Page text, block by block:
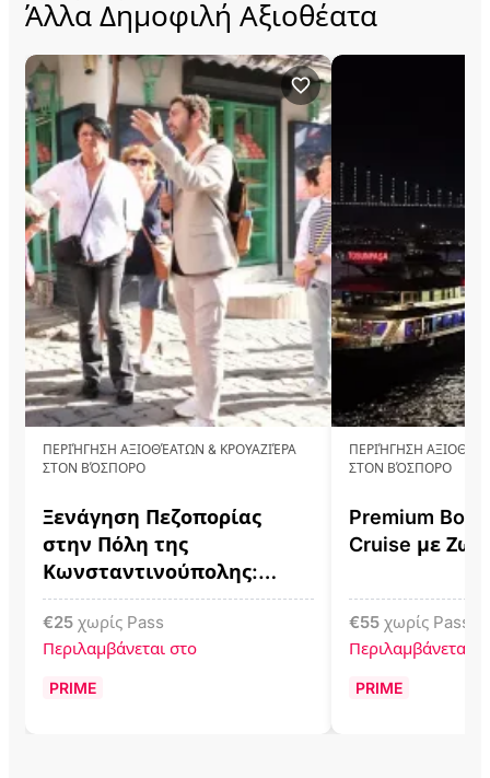
Άλλα Δημοφιλή Αξιοθέατα
ΠΕΡΙΉΓΗΣΗ ΑΞΙΟΘΈΑΤΩΝ & ΚΡΟΥΑΖΙΈΡΑ
ΣΤΟΝ ΒΌΣΠΟΡΟ
Ξενάγηση Πεζοπορίας
στην Πόλη της
Κωνσταντινούπολης:
Galata, Istiklal, Taksim &
Karaköy
€25 χωρίς Pass
Περιλαμβάνεται στο
PRIME
ΠΕΡΙΉΓΗΣΗ
ΣΤΟΝ ΒΌΣΠΟΡΟ
Premium
Cruise με
€55 χωρίς Pass
Περιλαμβάνεται
PRIME